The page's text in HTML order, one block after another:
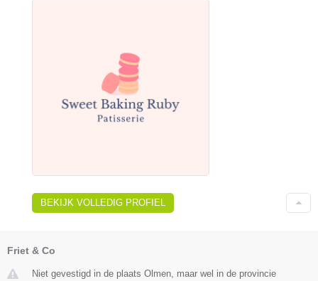
BEKIJK VOLLEDIG PROFIEL
Friet & Co
Niet gevestigd in de plaats Olmen, maar wel in de provincie